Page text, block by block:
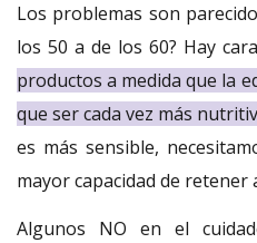
Los problemas son
los 50 a de los 60? Hay
productos a medida que la
que ser cada vez más
es más sensible,
mayor capacidad de retener
Algunos NO en el